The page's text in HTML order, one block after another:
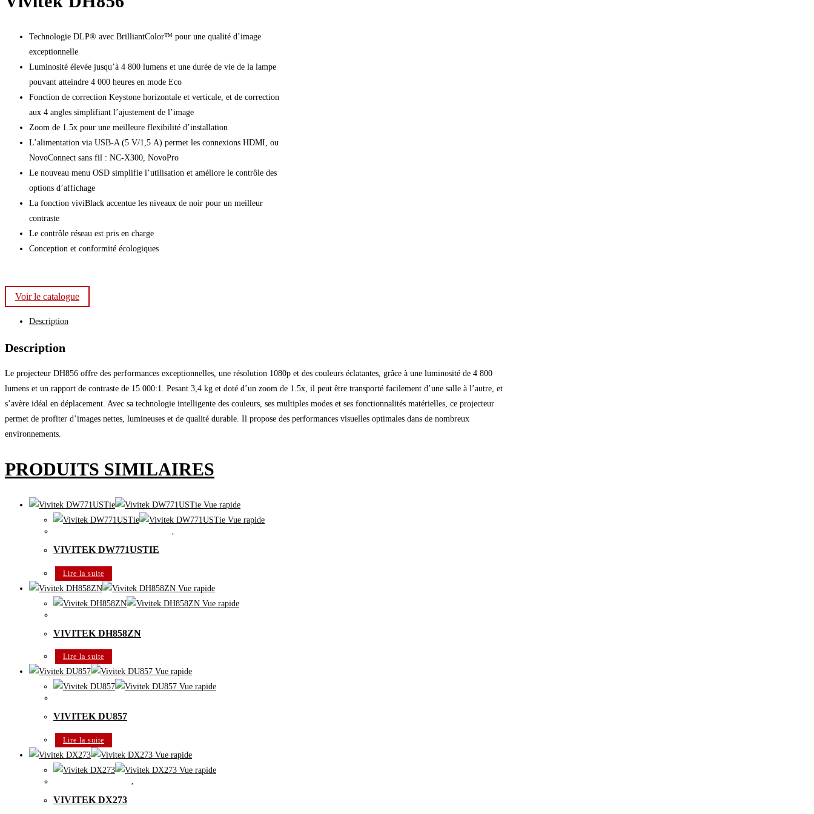
Technologie DLP® avec BrilliantColor™ pour une qualité d’image
exceptionnelle
Luminosité élevée jusqu’à 4 800 lumens et une durée de vie de la lampe
pouvant atteindre 4 000 heures en mode Eco
Fonction de correction Keystone horizontale et verticale, et de correction
aux 4 angles simplifiant l’ajustement de l’image
Zoom de 1.5x pour une meilleure flexibilité d’installation
L’alimentation via USB-A (5 V/1,5 A) permet les connexions HDMI, ou
NovoConnect sans fil : NC-X300, NovoPro
Le nouveau menu OSD simplifie l’utilisation et améliore le contrôle des
options d’affichage
La fonction viviBlack accentue les niveaux de noir pour un meilleur
contraste
Le contrôle réseau est pris en charge
Conception et conformité écologiques
Voir le catalogue
Description
Description
Le projecteur DH856 offre des performances exceptionnelles, une résolution 1080p et des couleurs éclatantes, grâce à une luminosité de 4 800
lumens et un rapport de contraste de 15 000:1. Pesant 3,4 kg et doté d’un zoom de 1.5x, il peut être transporté facilement d’une salle à l’autre, et
s’avère idéal en déplacement. Avec sa technologie intelligente des couleurs, ses multiples modes et ses fonctionnalités matérielles, ce projecteur
permet de profiter d’images nettes, lumineuses et de qualité durable. Il propose des performances visuelles optimales dans de nombreux
environnements.
PRODUITS SIMILAIRES
Vue rapide
Vue rapide
,
VIVITEK DW771USTIE
Lire la suite
Vue rapide
Vue rapide
VIVITEK DH858ZN
Lire la suite
Vue rapide
Vue rapide
VIVITEK DU857
Lire la suite
Vue rapide
Vue rapide
VIVITEK DX273